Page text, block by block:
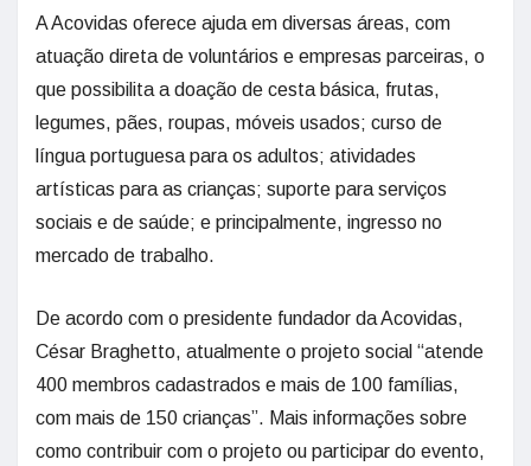
A Acovidas oferece ajuda em diversas áreas, com
atuação direta de voluntários e empresas parceiras, o
que possibilita a doação de cesta básica, frutas,
legumes, pães, roupas, móveis usados; curso de
língua portuguesa para os adultos; atividades
artísticas para as crianças; suporte para serviços
sociais e de saúde; e principalmente, ingresso no
mercado de trabalho.
De acordo com o presidente fundador da Acovidas,
César Braghetto, atualmente o projeto social “atende
400 membros cadastrados e mais de 100 famílias,
com mais de 150 crianças”. Mais informações sobre
como contribuir com o projeto ou participar do evento,